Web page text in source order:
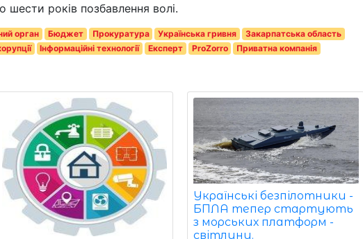
років позбавлення волі.
орган Бюджет Прокуратура Українська гривня
Закарпатська область
Інформаційні технології Експерт ProZorro Приватна компанія
Українські безпілотники -
БПЛА тепер стартують
з морських платформ -
світлини.